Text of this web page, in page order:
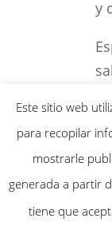
y
José
las
Este sitio web
para recopilar
mostrarle
generada a partir
tiene que